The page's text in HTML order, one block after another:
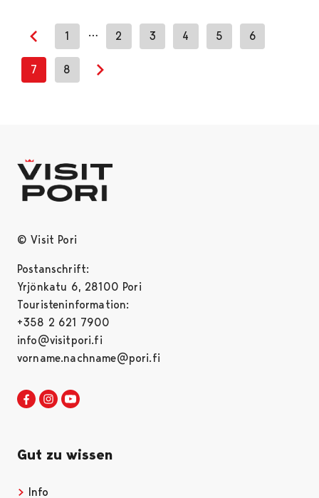
Previous page
1 … 2 3 4 5 6
7 8
© Visit Pori
Postanschrift:
Yrjönkatu 6, 28100 Pori
Touristeninformation:
+358 2 621 7900
info@visitpori.fi
vorname.nachname@pori.fi
Visit Pori in Facebook
Opens in a new tab
Visit Pori in Instagram
Opens in a new tab
Gut zu wissen
Info